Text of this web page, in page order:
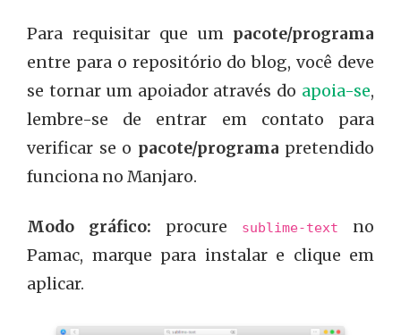
Para requisitar que um pacote/programa
entre para o repositório do blog, você deve
se tornar um apoiador através do apoia-se,
lembre-se de entrar em contato para
verificar se o pacote/programa pretendido
funciona no Manjaro.
Modo gráfico: procure sublime-text
no
Pamac, marque para instalar e clique em
aplicar.